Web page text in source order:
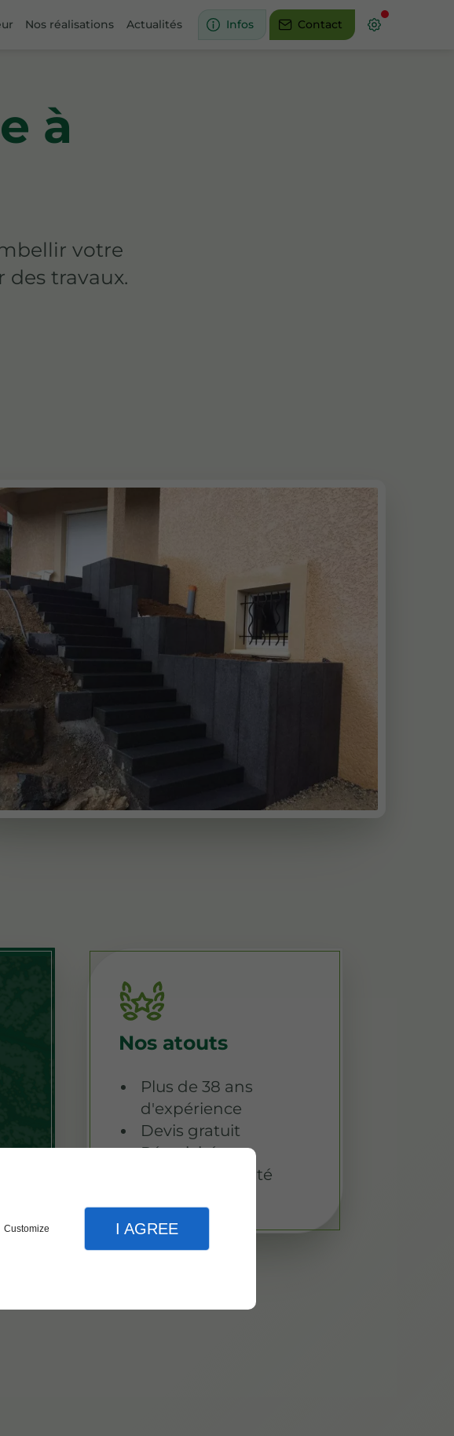
Customize I AGREE
Nos réalisations Actualités Infos Contact
à
votre
des travaux.
Nos atouts
Plus de 38 ans
d'expérience
Devis gratuit
Réactivité
Travail de qualité